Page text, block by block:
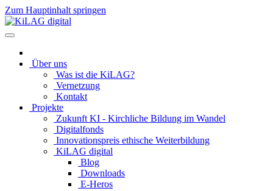
Zum Hauptinhalt springen
Über uns
Was ist die KiLAG?
Vernetzung
Kontakt
Projekte
Zukunft KI - Kirchliche Bildung im Wandel
Digitalfonds
Innovationspreis ethische Weiterbildung
KiLAG digital
Blog
Downloads
E-Heros